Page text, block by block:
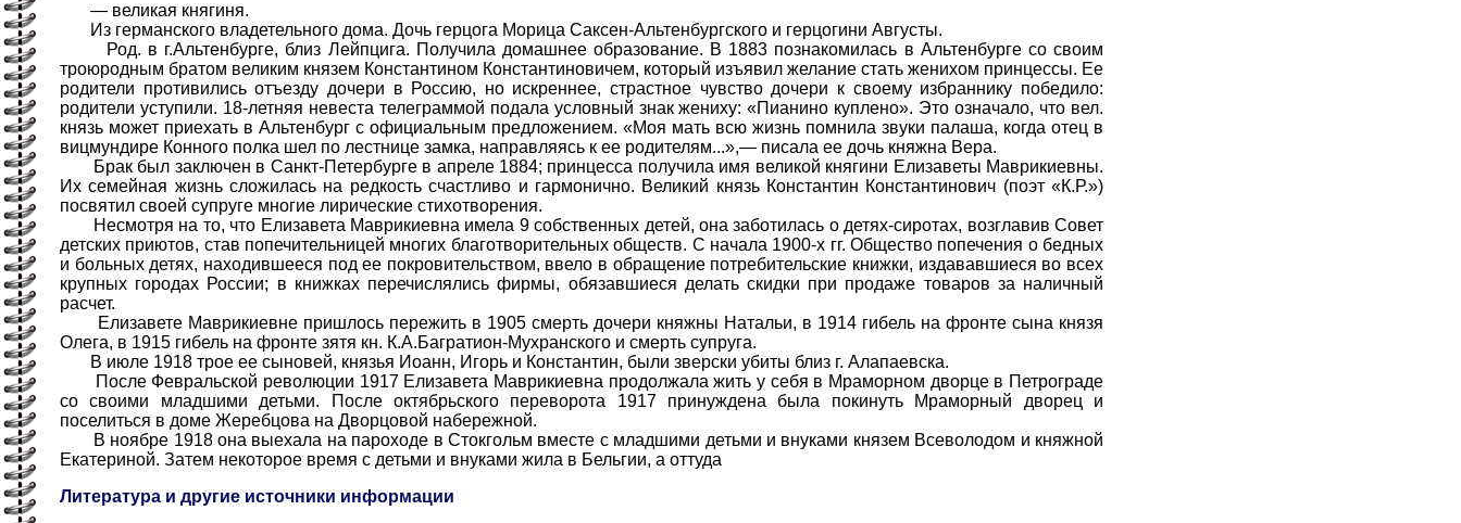
— великая княгиня.
Из германского владетельного дома. Дочь герцога Морица Саксен-Альтенбургского и герцогини Августы.
Род. в г.Альтенбурге, близ Лейпцига. Получила домашнее образование. В 1883 познакомилась в Альтенбурге со своим
троюродным братом великим князем Константином Константиновичем, который изъявил желание стать женихом принцессы. Ее
родители противились отъезду дочери в Россию, но искреннее, страстное чувство дочери к своему избраннику победило:
родители уступили. 18-летняя невеста телеграммой подала условный знак жениху: «Пианино куплено». Это означало, что вел.
князь может приехать в Альтенбург с официальным предложением. «Моя мать всю жизнь помнила звуки палаша, когда отец в
вицмундире Конного полка шел по лестнице замка, направляясь к ее родителям...»,— писала ее дочь княжна Вера.
Брак был заключен в Санкт-Петербурге в апреле 1884; принцесса получила имя великой княгини Елизаветы Маврикиевны.
Их семейная жизнь сложилась на редкость счастливо и гармонично. Великий князь Константин Константинович (поэт «К.Р.»)
посвятил своей супруге многие лирические стихотворения.
Несмотря на то, что Елизавета Маврикиевна имела 9 собственных детей, она заботилась о детях-сиротах, возглавив Совет
детских приютов, став попечительницей многих благотворительных обществ. С начала 1900-х гг. Общество попечения о бедных
и больных детях, находившееся под ее покровительством, ввело в обращение потребительские книжки, издававшиеся во всех
крупных городах России; в книжках перечислялись фирмы, обязавшиеся делать скидки при продаже товаров за наличный
расчет.
Елизавете Маврикиевне пришлось пережить в 1905 смерть дочери княжны Натальи, в 1914 гибель на фронте сына князя
Олега, в 1915 гибель на фронте зятя кн. К.А.Багратион-Мухранского и смерть супруга.
В июле 1918 трое ее сыновей, князья Иоанн, Игорь и Константин, были зверски убиты близ г. Алапаевска.
После Февральской революции 1917 Елизавета Маврикиевна продолжала жить у себя в Мраморном дворце в Петрограде
со своими младшими детьми. После октябрьского переворота 1917 принуждена была покинуть Мраморный дворец и
поселиться в доме Жеребцова на Дворцовой набережной.
В ноябре 1918 она выехала на пароходе в Стокгольм вместе с младшими детьми и внуками князем Всеволодом и княжной
Екатериной. Затем некоторое время с детьми и внуками жила в Бельгии, а оттуда
Литература и другие источники информации